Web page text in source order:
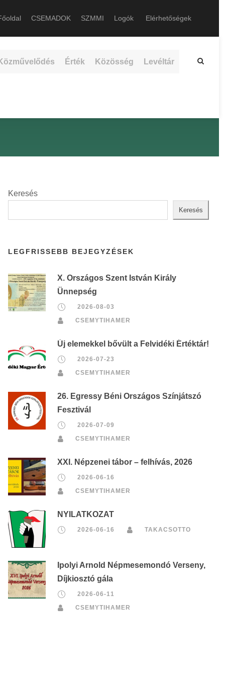
CSEMADOK SZMMI Logók Elérhetőségek
Érték Közösség Levéltár
Keresés
Keresés
LEGFRISSEBB BEJEGYZÉSEK
X. Országos Szent István Király
Ünnepség
2026-08-03
CSEMYTIHAMER
Új elemekkel bővült a Felvidéki Értéktár!
2026-07-23
CSEMYTIHAMER
26. Egressy Béni Országos Színjátszó
Fesztivál
2026-07-09
CSEMYTIHAMER
XXI. Népzenei tábor – felhívás, 2026
2026-06-16
CSEMYTIHAMER
NYILATKOZAT
2026-06-16 TAKACSOTTO
Ipolyi Arnold Népmesemondó Verseny,
Díjkiosztó gála
2026-06-11
CSEMYTIHAMER